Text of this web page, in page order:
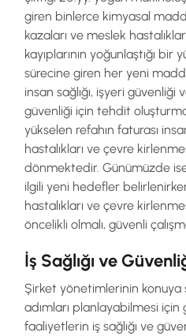
giren binlerce kimyasal
kazaları ve meslek
kayıplarının yoğunlaştığı bir
sürecine giren her yeni
insan sağlığı, işyeri güvenliği
güvenliği için tehdit
yükselen refahın faturası
hastalıkları ve çevre
dönmektedir. Günümüzde
ilgili yeni hedefler
hastalıkları ve çevre
öncelikli olmalı, güvenli
İş Sağlığı ve
Şirket yönetimlerinin konuya
adımları planlayabilmesi için
faaliyetlerin iş sağlığı ve